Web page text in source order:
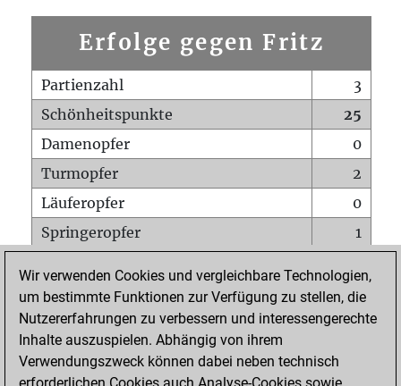
Erfolge gegen Fritz
Partienzahl
3
Schönheitspunkte
25
Damenopfer
0
Turmopfer
2
Läuferopfer
0
Springeropfer
1
Matt auf vollem Brett
0
Bauer setzt Matt
0
Erstickte Matts
Unterverwandlungen
Wir verwenden Cookies und vergleichbare Technologien,
um bestimmte Funktionen zur Verfügung zu stellen, die
Nutzererfahrungen zu verbessern und interessengerechte
Inhalte auszuspielen. Abhängig von ihrem
Verwendungszweck können dabei neben technisch